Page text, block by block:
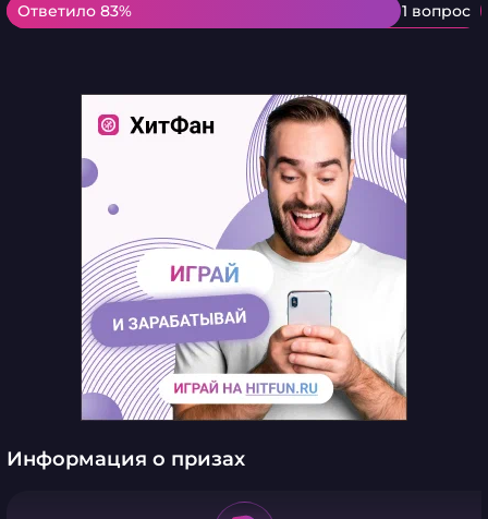
Ответило 83% 1 вопрос
Ответило 83%
Информация о призах